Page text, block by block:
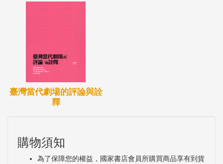
臺灣當代劇場的評論與詮
釋
購物須知
為了保障您的權益，國家書店會員所購買商品享有到貨